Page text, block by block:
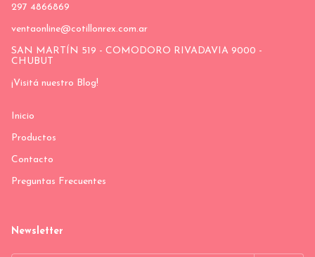
297 4866869
ventaonline@cotillonrex.com.ar
SAN MARTÍN 519 - COMODORO RIVADAVIA 9000 -
CHUBUT
¡Visitá nuestro Blog!
Inicio
Productos
Contacto
Preguntas Frecuentes
Newsletter